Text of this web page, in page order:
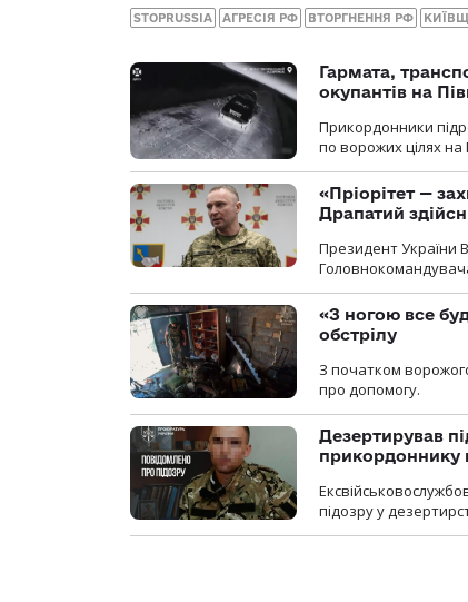
STOPRUSSIA АГРЕСІЯ РФ ВТОРГНЕННЯ РФ
Гармата,
окупантів на
Прикордонники
по ворожих цілях
«Пріорітет —
Драпатий
Президент України
«З ногою все
обстрілу
З початком
про допомогу.
Дезертирував
прикордоннику
підозру у